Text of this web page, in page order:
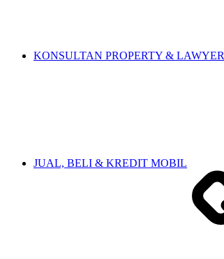
KONSULTAN PROPERTY & LAWYER
JUAL, BELI & KREDIT MOBIL